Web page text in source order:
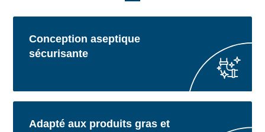
Conception aseptique
sécurisante
Adapté aux produits gras et